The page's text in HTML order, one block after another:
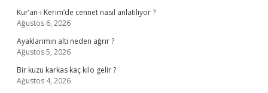
Kur’an-ı Kerim’de cennet nasıl anlatılıyor ?
Ağustos 6, 2026
Ayaklarımın altı neden ağrır ?
Ağustos 5, 2026
Bir kuzu karkas kaç kilo gelir ?
Ağustos 4, 2026